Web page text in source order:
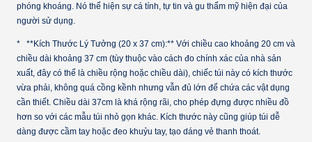
phóng khoáng. Nó thể hiện sự cá tính, tự tin và gu thẩm mỹ hiện đại của
người sử dụng.
* **Kích Thước Lý Tưởng (20 x 37 cm):** Với chiều cao khoảng 20 cm và
chiều dài khoảng 37 cm (tùy thuộc vào cách đo chính xác của nhà sản
xuất, đây có thể là chiều rộng hoặc chiều dài), chiếc túi này có kích thước
vừa phải, không quá cồng kềnh nhưng vẫn đủ lớn để chứa các vật dụng
cần thiết. Chiều dài 37cm là khá rộng rãi, cho phép đựng được nhiều đồ
hơn so với các mẫu túi nhỏ gọn khác. Kích thước này cũng giúp túi dễ
dàng được cầm tay hoặc đeo khuỷu tay, tạo dáng vẻ thanh thoát.